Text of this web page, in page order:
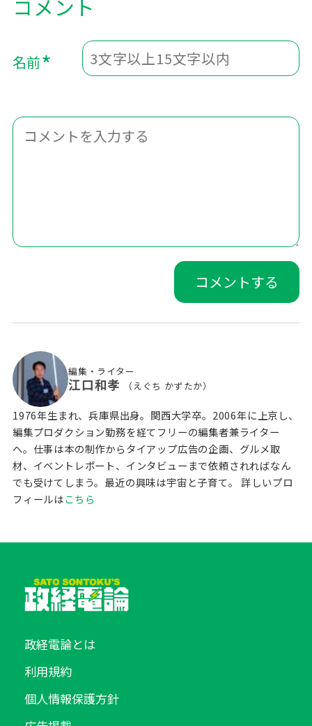
名前*
編集・ライター
江口和孝 （えぐち かずたか）
1976年生まれ、兵庫県出身。関西大学卒。2006年に上京し、
編集プロダクション勤務を経てフリーの編集者兼ライター
へ。仕事は本の制作からタイアップ広告の企画、グルメ取
材、イベントレポート、インタビューまで依頼されればなん
でも受けてしまう。最近の興味は宇宙と子育て。詳しいプロ
フィールはこちら
政経電論とは
利用規約
個人情報保護方針